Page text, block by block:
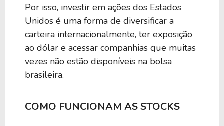
Por isso, investir em ações dos Estados
Unidos é uma forma de diversificar a
carteira internacionalmente, ter exposição
ao dólar e acessar companhias que muitas
vezes não estão disponíveis na bolsa
brasileira.
COMO FUNCIONAM AS STOCKS